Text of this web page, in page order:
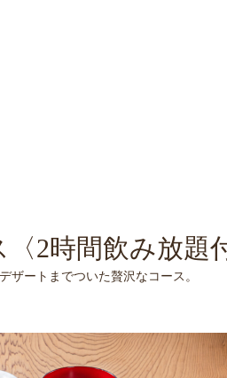
2時間飲み放題
ザートまでついた贅沢なコース。